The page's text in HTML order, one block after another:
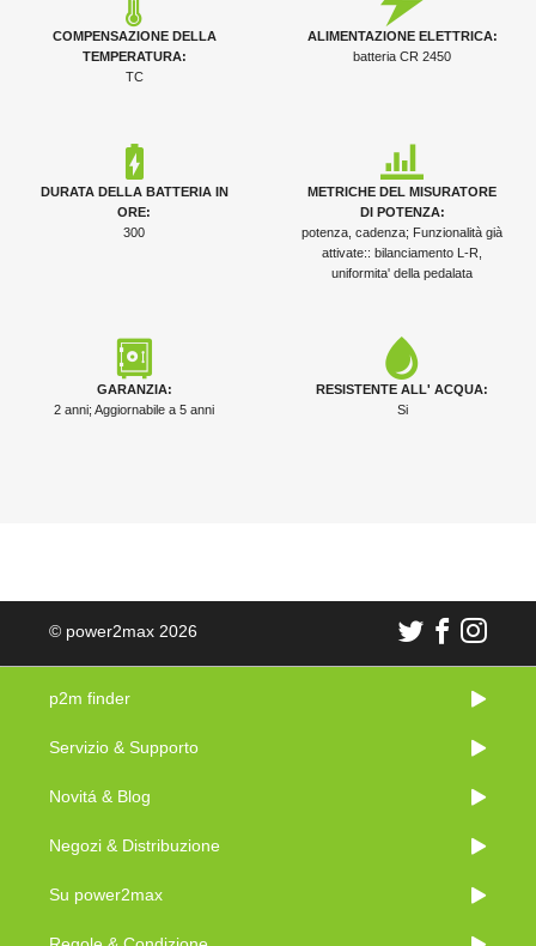
COMPENSAZIONE DELLA
TEMPERATURA:
TC
ALIMENTAZIONE ELETTRICA:
batteria CR 2450
DURATA DELLA BATTERIA IN
ORE:
300
METRICHE DEL MISURATORE
DI POTENZA:
potenza, cadenza; Funzionalità già
attivate:: bilanciamento L-R,
uniformita' della pedalata
GARANZIA:
2 anni; Aggiornabile a 5 anni
RESISTENTE ALL' ACQUA:
Si
© power2max 2026
p2m finder
Servizio & Supporto
Novitá & Blog
Negozi & Distribuzione
Su power2max